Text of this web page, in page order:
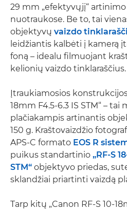
29 mm „efektyvųjį“
nuotraukose. Be to, tai
objektyvų vaizdo
leidžiantis kalbėti į kamerą
foną – idealu filmuojant
kelionių vaizdo tinklaraščius.
Įtraukiamosios konstrukcijos
18mm F4.5-6.3 IS STM“ –
plačiakampis artinantis
150 g. Kraštovaizdžio
APS-C formato EOS R
puikus standartinio „RF-S
STM“ objektyvo priedas,
sklandžiai priartinti vaizdą
Tarp kitų „Canon RF-S 10-